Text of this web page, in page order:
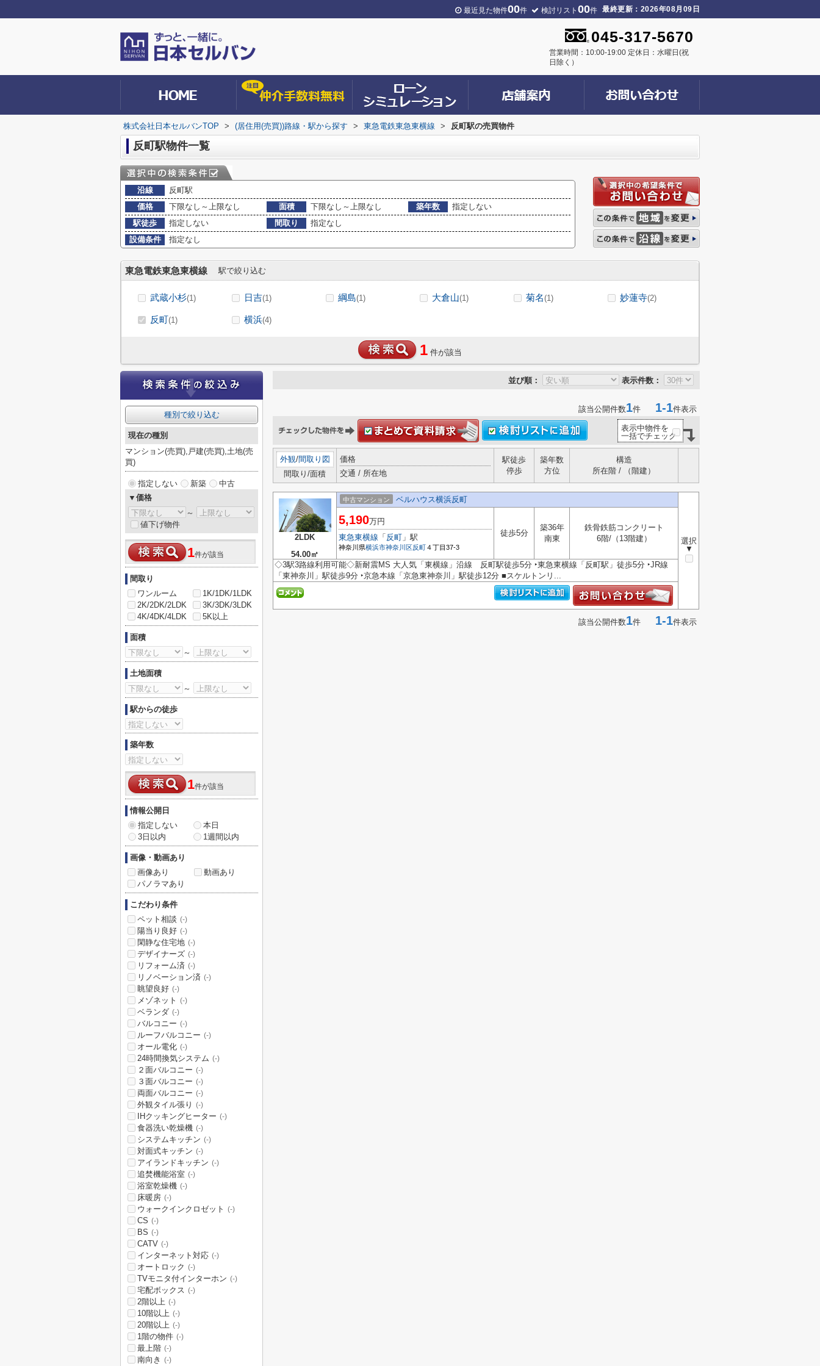
最近見た物件00件 検討リスト 00件 最終更新：2026年08月09日
045-317-5670
営業時間：10:00-19:00 定休日：水曜日(祝
日除く）
株式会社日本セルバンTOP > (居住用(売買))路線・駅から探す > 東急電鉄東急東横線 > 反町駅の売買物件
反町駅物件一覧
沿線
反町駅
価格
下限なし～上限なし 面積 下限なし～上限なし 築年数
指定しない
駅徒歩
指定しない 間取り
指定なし
設備条件
指定なし
東急電鉄東急東横線 駅で絞り込む
武蔵小杉(1) 日吉(1) 綱島(1) 大倉山(1) 菊名(1) 妙蓮寺(2)
反町(1) 横浜(4)
1 件が該当
並び順： 表示件数：
該当公開件数1件 1-1件表示
表示中物件を
一括でチェック
外観/間取り図
間取り/面積
価格
交通 / 所在地
駅徒歩
停歩
築年数
方位
構造
所在階 / （階建）
2LDK
54.00㎡
中古マンション ベルハウス横浜反町
選択
▼
5,190万円
東急東横線 「 反町 」駅
神奈川県横浜市神奈川区反町４丁目37-3
徒歩5分
築36年
南東
鉄骨鉄筋コンクリート
6階/（13階建）
◇3駅3路線利用可能◇新耐震MS 大人気「東横線」沿線 反町駅徒歩5分 ‣東急東横線「反町駅」徒歩5分 ‣JR線
「東神奈川」駅徒歩9分 ‣京急本線「京急東神奈川」駅徒歩12分 ■スケルトンリ...
該当公開件数1件 1-1件表示
種別で絞り込む
現在の種別
マンション(売買),戸建(売買),土地(売
買)
指定しない 新築
中古
▼価格
～
値下げ物件
1件が該当
間取り
ワンルーム
1K/1DK/1LDK
2K/2DK/2LDK
3K/3DK/3LDK
4K/4DK/4LDK
5K以上
面積
～
土地面積
～
駅からの徒歩
築年数
1件が該当
情報公開日
指定しない
本日
3日以内
1週間以内
画像・動画あり
画像あり
動画あり
パノラマあり
こだわり条件
ペット相談 (-)
陽当り良好 (-)
閑静な住宅地 (-)
デザイナーズ (-)
リフォーム済 (-)
リノベーション済 (-)
眺望良好 (-)
メゾネット (-)
ベランダ (-)
バルコニー (-)
ルーフバルコニー (-)
オール電化 (-)
24時間換気システム (-)
２面バルコニー (-)
３面バルコニー (-)
両面バルコニー (-)
外観タイル張り (-)
IHクッキングヒーター (-)
食器洗い乾燥機 (-)
システムキッチン (-)
対面式キッチン (-)
アイランドキッチン (-)
追焚機能浴室 (-)
浴室乾燥機 (-)
床暖房 (-)
ウォークインクロゼット (-)
CS (-)
BS (-)
CATV (-)
インターネット対応 (-)
オートロック (-)
TVモニタ付インターホン (-)
宅配ボックス (-)
2階以上 (-)
10階以上 (-)
20階以上 (-)
1階の物件 (-)
最上階 (-)
南向き (-)